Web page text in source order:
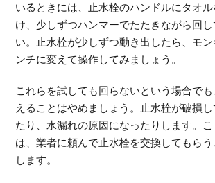
いるときには、止水栓のハンドルにタオ
け、少しずつハンマーでたたきながら回し
い。止水栓が少しずつ動き出したら、モ
ンチに変えて操作してみましょう。
これらを試しても回らないという場合で
えることはやめましょう。止水栓が破損
たり、水漏れの原因になったりします。
は、業者に頼んで止水栓を交換してもら
します。